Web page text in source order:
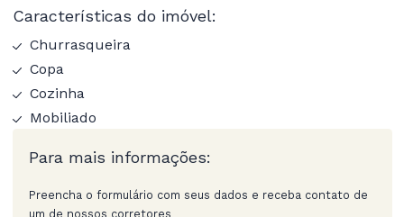
Características do imóvel:
Churrasqueira
Copa
Cozinha
Mobiliado
Para mais informações:
Preencha o formulário com seus dados e receba contato de
um de nossos corretores